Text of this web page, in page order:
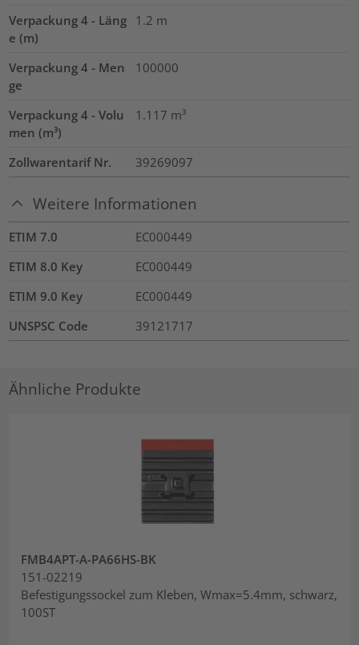
Verpackung 4 - Läng
e (m)
1.2 m
Verpackung 4 - Men
ge
100000
Verpackung 4 - Volu
men (m³)
1.117 m³
Zollwarentarif Nr. 39269097
Weitere Informationen
ETIM 7.0
EC000449
ETIM 8.0 Key
EC000449
ETIM 9.0 Key
EC000449
UNSPSC Code
39121717
Ähnliche Produkte
FMB4APT-A-PA66HS-BK
151-02219
Befestigungssockel zum Kleben, Wmax=5.4mm, schwarz,
100ST